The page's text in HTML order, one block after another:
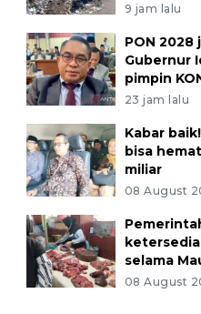
9 jam lalu
PON 2028
Gubernur
pimpin
23 jam lalu
Kabar
bisa
miliar
08 August
selama
08 August